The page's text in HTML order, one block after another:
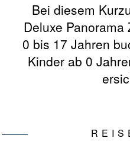
Bei diesem
Deluxe
0 bis 17 Jahren
Kinder ab 0